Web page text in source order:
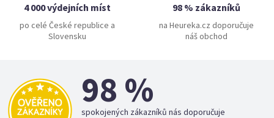
4 000 výdejních míst
po celé České republice a
Slovensku
98 % zákazníků
na Heureka.cz doporučuje
náš obchod
98 %
spokojených zákazníků nás doporučuje